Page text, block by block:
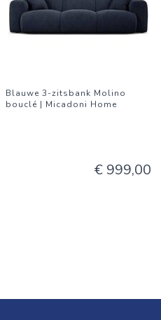
Blauwe 3-zitsbank Molino
bouclé | Micadoni Home
€ 999,00